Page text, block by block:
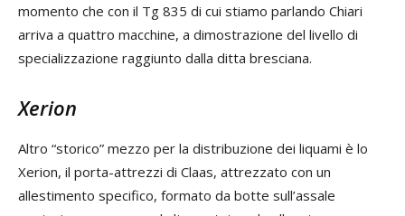
momento che con il Tg 835 di cui stiamo parlando Chiari
arriva a quattro macchine, a dimostrazione del livello di
specializzazione raggiunto dalla ditta bresciana.
Xerion
Altro “storico” mezzo per la distribuzione dei liquami è lo
Xerion, il porta-attrezzi di Claas, attrezzato con un
allestimento specifico, formato da botte sull’assale